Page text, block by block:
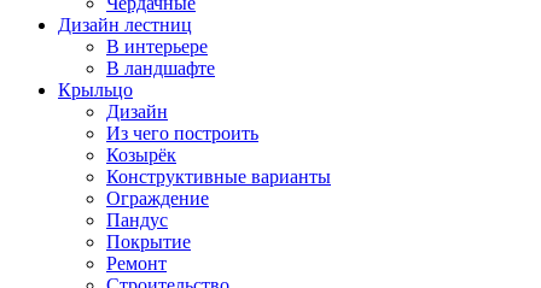
Дизайн лестниц
В интерьере
В ландшафте
Крыльцо
Дизайн
Из чего построить
Козырёк
Конструктивные варианты
Ограждение
Пандус
Покрытие
Ремонт